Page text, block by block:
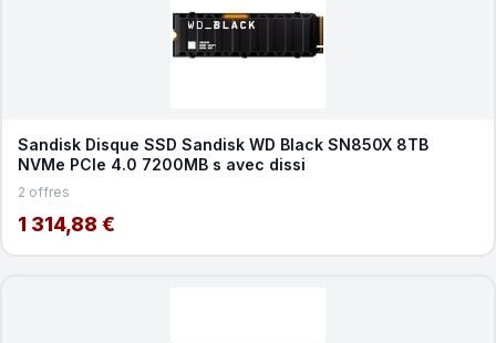
Sandisk Disque SSD Sandisk WD Black SN850X 8TB
NVMe PCIe 4.0 7200MB s avec dissi
2 offres
1 314,88 €